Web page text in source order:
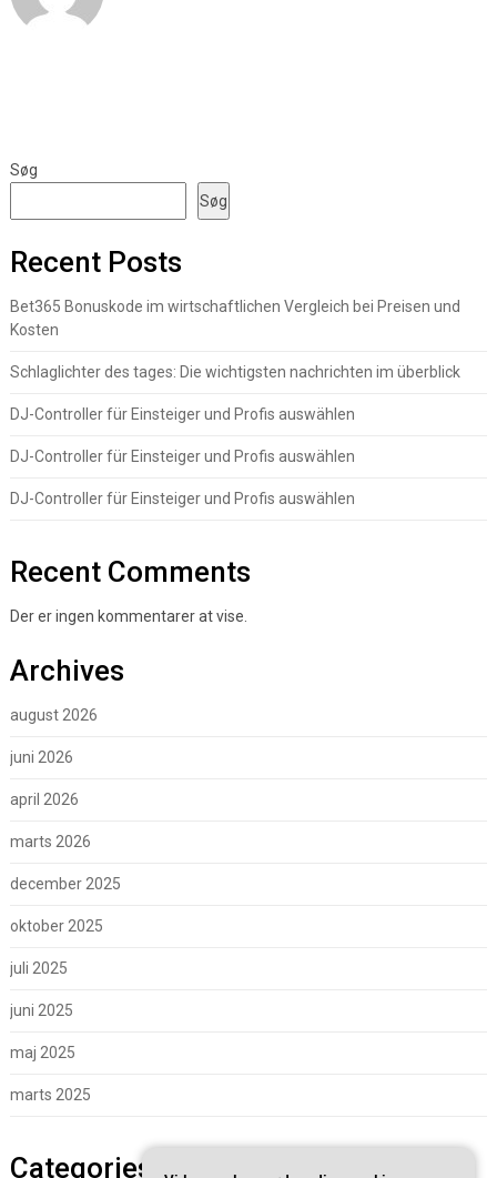
Søg
Søg
Recent Posts
Bet365 Bonuskode im wirtschaftlichen Vergleich bei Preisen und
Kosten
Schlaglichter des tages: Die wichtigsten nachrichten im überblick
DJ-Controller für Einsteiger und Profis auswählen
DJ-Controller für Einsteiger und Profis auswählen
DJ-Controller für Einsteiger und Profis auswählen
Recent Comments
Der er ingen kommentarer at vise.
Archives
august 2026
juni 2026
april 2026
marts 2026
december 2025
oktober 2025
juli 2025
juni 2025
maj 2025
marts 2025
Categories